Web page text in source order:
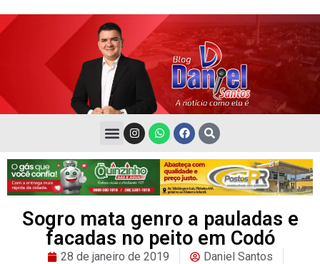
Sogro mata genro a pauladas e
facadas no peito em Codó
28 de janeiro de 2019
Daniel Santos